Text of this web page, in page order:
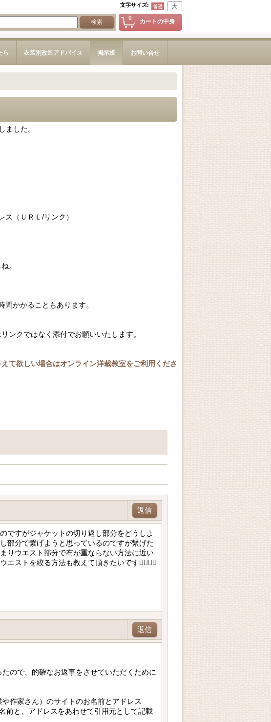
文字サイズ:
0 カートの中身
ら 衣装別改造アドバイス 掲示板 お問い合せ
ました。
（ＵＲＬ/リンク）
。
かかることもあります。
ンクではなく添付でお願いいたします。
て欲しい場合はオンライン洋裁教室をご利用くださ
返信
ですがジャケットの切り返し部分をどうしよ
部分で繋げようと思っているのですが繋げた
りウエスト部分で布が重ならない方法に近い
ストを絞る方法も教えて頂きたいです🙇‍♀️🙇‍♀️
返信
ので、的確なお返事をさせていただくために
作家さん）のサイトのお名前とアドレス
前と、アドレスをあわせて引用元として記載